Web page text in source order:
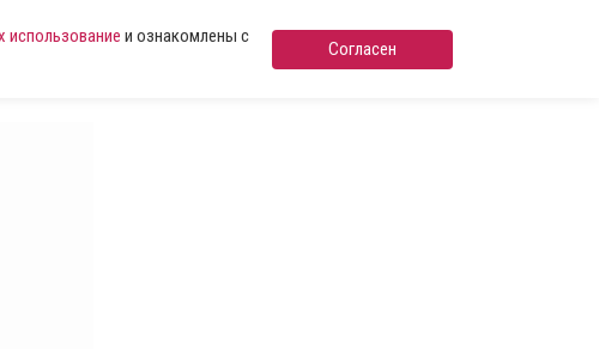
использование и ознакомлены с
Согласен